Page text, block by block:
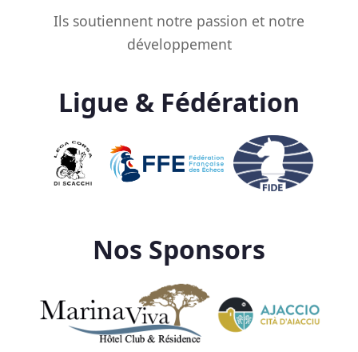
Ils soutiennent notre passion et notre
développement
Ligue & Fédération
Nos Sponsors